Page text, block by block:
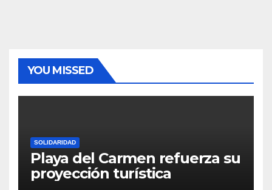
YOU MISSED
SOLIDARIDAD
Playa del Carmen refuerza su
proyección turística